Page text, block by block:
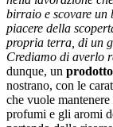
birraio e scovare un
piacere della
propria terra, di un
Crediamo di averlo
dunque, un
nostrano, con le
che vuole
profumi e gli aromi